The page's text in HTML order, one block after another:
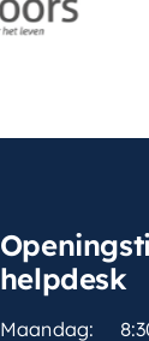
helpdesk
Maandag: